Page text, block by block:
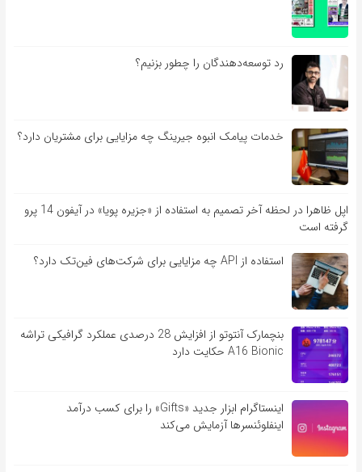
رد توسعه‌دهندگان را چطور بزنیم؟
خدمات پیامک انبوه جیرینگ چه مزایایی برای مشتریان دارد؟
اپل ظاهرا در لحظه آخر تصمیم به استفاده از «جزیره پویا» در آیفون 14 پرو
گرفته است
استفاده از API چه مزایایی برای شرکت‌های فین‌تک دارد؟
بنچمارک آنتوتو از افزایش 28 درصدی عملکرد گرافیکی تراشه
A16 Bionic حکایت دارد
اینستاگرام ابزار جدید «Gifts» را برای کسب درآمد
اینفلوئنسرها آزمایش می‌کند